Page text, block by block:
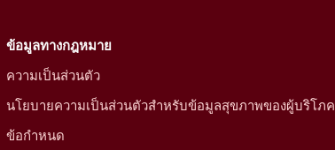
ข้อมูลทางกฎหมาย
ความเป็นส่วนตัว
นโยบายความเป็นส่วนตัวสำหรับข้อมูลสุขภาพของผู้บริโภค
ข้อกำหนด